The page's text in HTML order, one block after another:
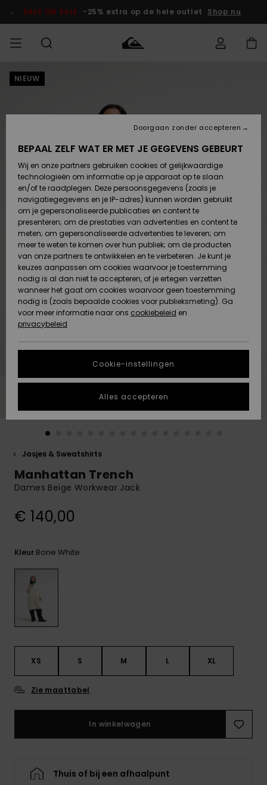
Productinformatie
SALE ON SALE -25% extra op de hele outlet Shop nu
HEREN
Accessoires
Schoenen &
Slippers
Surf /
Water
Snow
Nieuw
Highlights
JONGENS
Accessoires
Schoenen &
Slippers
Surf /
Water
Sneeuw
Nieuw
Highlights
DAMES
Highlights
Snow
SURF
Surf Shop
Highlights
Community
SNOW
Snow Shop
Dames
Snow Shop
Highlights
Gemeenschap
SALE ON
SALE
Kinderen
VROUW
OUTLET
Regio- En
Taalinstellingen
Nederlands
Retouren
Betaling
Giftcard
Quiksilver
Freedom
Gegevensbescherming
gesprek om het
snelste
vraag te
krijgen.
antwoorden op
de meest
DUURZAAMHEID
STORE LOCATOR
VERLANGLIJST
NIEUW
Jasjes & Sweatshirts
Manhattan Trench
Dames Beige Workwear Jack
€ 140,00
Kleur Bone White
XS S M L XL
Zie maattabel
In winkelwagen
Thuis of bij een afhaalpunt
BEPAAL ZELF WAT ER MET JE GEGEVENS GEBEURT
Wij en onze partners gebruiken cookies of gelijkwaardige
technologieën om informatie op je apparaat op te slaan
en/of te raadplegen. Deze persoonsgegevens (zoals je
navigatiegegevens en je IP-adres) kunnen worden gebruikt
om je gepersonaliseerde publicaties en content te
presenteren; om de prestaties van advertenties en content te
meten; om gepersonaliseerde advertenties te leveren; om
meer te weten te komen over hun publiek; om de producten
van onze partners te ontwikkelen en te verbeteren. Je kunt je
keuzes aanpassen om cookies waarvoor je toestemming
nodig is al dan niet te accepteren, of je ertegen verzetten
wanneer het gaat om cookies waarvoor geen toestemming
nodig is (zoals bepaalde cookies voor publieksmeting). Ga
voor meer informatie naar ons cookiebeleid en
privacybeleid
Cookie-instellingen
Doorgaan zonder accepteren
Alles accepteren